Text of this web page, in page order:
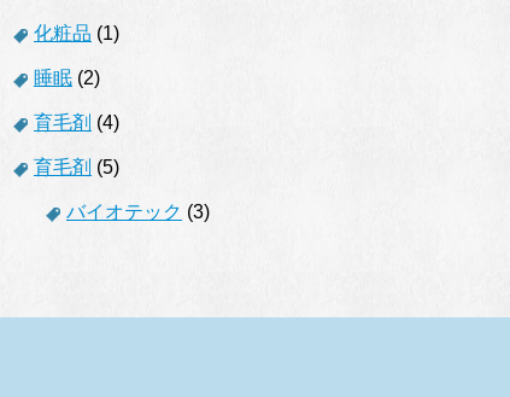
化粧品 (1)
睡眠 (2)
育毛剤 (4)
育毛剤 (5)
バイオテック (3)